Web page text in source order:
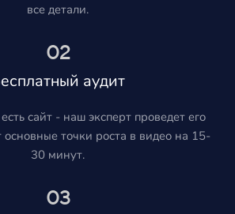
все детали.
02
аудит
сайт - наш эксперт проведет его
основные точки роста в видео на 15-
30 минут.
03